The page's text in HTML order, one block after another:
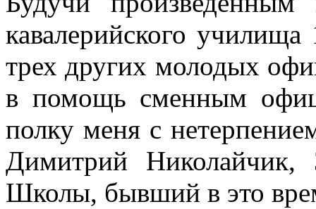
кавалерийского
трех других молодых
в помощь сменным
пол­ку меня с
Димитрий Николайчик,
Школы, бывший в это